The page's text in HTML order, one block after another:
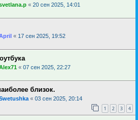
« 20 сен 2025, 14:01
« 17 сен 2025, 19:52
« 07 сен 2025, 22:27
близок.
« 03 сен 2025, 20:14
1 2 3 4